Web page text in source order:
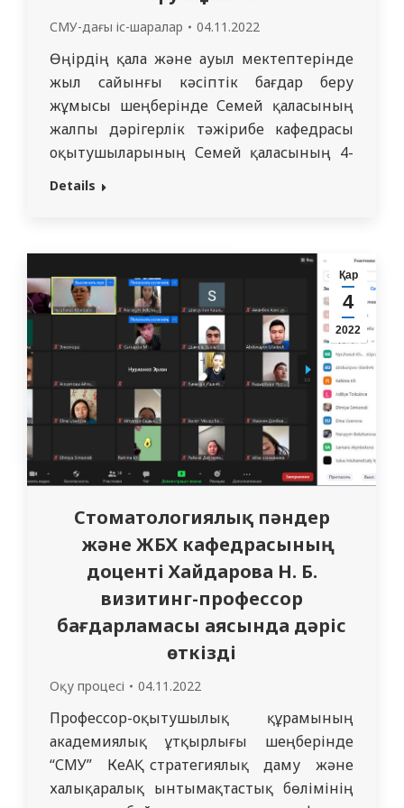
СМУ-дағы іс-шаралар 04.11.2022
Өңірдің қала және ауыл мектептерінде
жыл сайынғы кәсіптік бағдар беру
жұмысы шеңберінде Семей қаласының
жалпы дәрігерлік тәжірибе кафедрасы
оқытушыларының Семей қаласының 4-
ші және 40-шы жалпы білім беретін
студенттер оқитын мамандықтар, ЖОО-
ны бітіргеннен кейінгі келешегі туралы
айтылды. Барлық ақпарат оқушыларға
бейнекадрларда ұсынылды, бұл оларды
«СМУ» КеАҚ-мен көрнекі…
Details
Қар
4
2022
Стоматологиялық пәндер
және ЖБХ кафедрасының
доценті Хайдарова Н. Б.
визитинг-профессор
бағдарламасы аясында дәріс
өткізді
Оқу процесі 04.11.2022
Профессор-оқытушылық құрамының
академиялық ұтқырлығы шеңберінде
“СМУ” КеАҚ стратегиялық даму және
халықаралық ынтымақтастық бөлімінің